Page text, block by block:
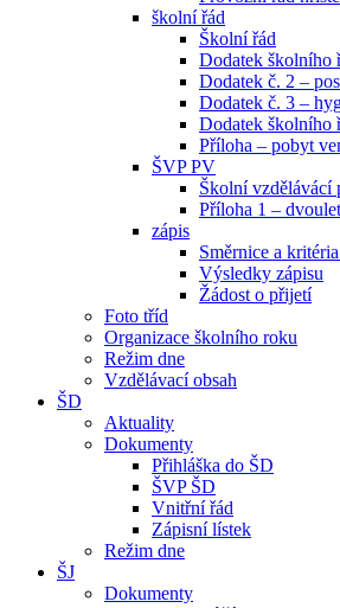
školní řád
Školní řád
Dodatek školního
Dodatek č. 2 –
Dodatek č. 3 –
Dodatek školního
Příloha – pobyt
ŠVP PV
Školní vzdělávácí
Příloha 1 –
zápis
Směrnice a
Výsledky zápisu
Žádost o přijetí
Foto tříd
Organizace školního roku
Režim dne
Vzdělávací obsah
ŠD
Aktuality
Dokumenty
Přihláška do ŠD
ŠVP ŠD
Vnitřní řád
Zápisní lístek
Režim dne
ŠJ
Dokumenty